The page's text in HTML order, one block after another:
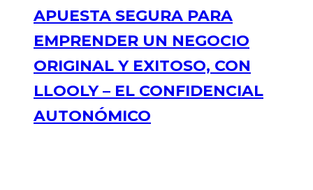
APUESTA SEGURA PARA
EMPRENDER UN NEGOCIO
ORIGINAL Y EXITOSO, CON
LLOOLY – EL CONFIDENCIAL
AUTONÓMICO